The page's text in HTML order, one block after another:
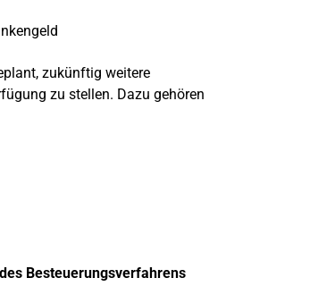
zukünftig weitere
zu stellen. Dazu gehören
Besteuerungsverfahrens